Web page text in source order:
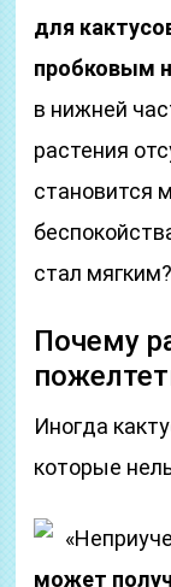
для
пробковым
в нижней
растения
становится
стал
Почему
Иногда
которые
может